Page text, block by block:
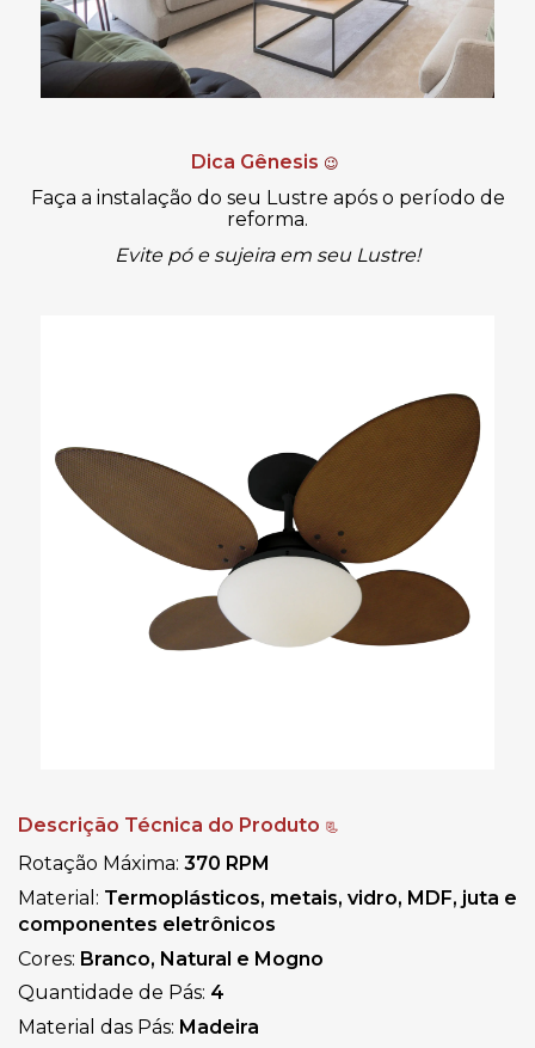
Dica Gênesis 😉
Faça a instalação do seu Lustre após o período de
reforma.
Evite pó e sujeira em seu Lustre!
Descrição Técnica do Produto 📃
Rotação Máxima: 370 RPM
Material: Termoplásticos, metais, vidro, MDF, juta e
componentes eletrônicos
Cores: Branco, Natural e Mogno
Quantidade de Pás: 4
Material das Pás: Madeira